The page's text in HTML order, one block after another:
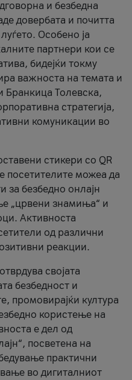
и безбедна
довербата и почитта
Особено ја
партнери кои се
бидејќи токму
важноста на темата и
Бранкица Толевска,
стратегија,
комуникации во
стикери со QR
посетителите можеа да
за безбедно онлајн
„црвени знамиња“ и
Активноста
од различни
реакции.
својата
безбедност и
промовирајќи култура
користење на
е дел од
посветена на
практични
во дигиталниот